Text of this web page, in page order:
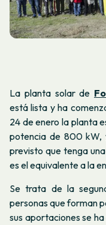
La planta solar de
está lista y ha
24 de enero la planta
potencia de 800 kW,
previsto que tenga
es el equivalente a la
Se trata de la
personas que forman
sus aportaciones se